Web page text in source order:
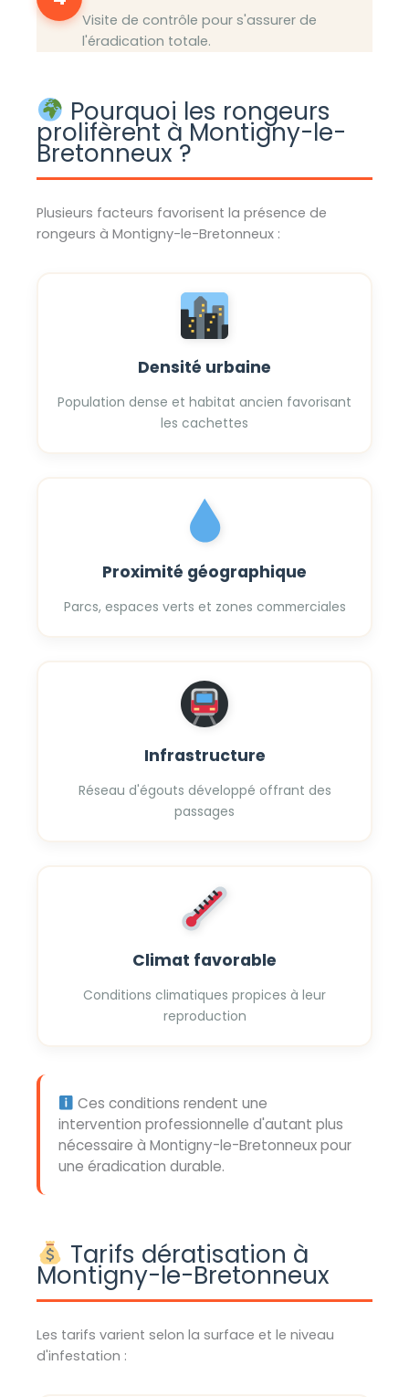
Visite de contrôle pour s'assurer de
l'éradication totale.
Pourquoi les rongeurs
prolifèrent à Montigny-le-
Bretonneux ?
Plusieurs facteurs favorisent la présence de
rongeurs à Montigny-le-Bretonneux :
Densité urbaine
Population dense et habitat ancien favorisant
les cachettes
Proximité géographique
Parcs, espaces verts et zones commerciales
Infrastructure
Réseau d'égouts développé offrant des
passages
Climat favorable
Conditions climatiques propices à leur
reproduction
Ces conditions rendent une
intervention professionnelle d'autant plus
nécessaire à Montigny-le-Bretonneux pour
une éradication durable.
Tarifs dératisation à
Montigny-le-Bretonneux
Les tarifs varient selon la surface et le niveau
d'infestation :